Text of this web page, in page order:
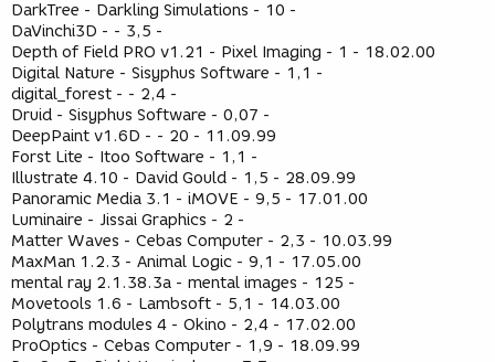
DarkTree - Darkling Simulations - 10 -
DaVinchi3D - - 3,5 -
Depth of Field PRO v1.21 - Pixel Imaging - 1 - 18.02.00
Digital Nature - Sisyphus Software - 1,1 -
digital_forest - - 2,4 -
Druid - Sisyphus Software - 0,07 -
DeepPaint v1.6D - - 20 - 11.09.99
Forst Lite - Itoo Software - 1,1 -
Illustrate 4.10 - David Gould - 1,5 - 28.09.99
Panoramic Media 3.1 - iMOVE - 9,5 - 17.01.00
Luminaire - Jissai Graphics - 2 -
Matter Waves - Cebas Computer - 2,3 - 10.03.99
MaxMan 1.2.3 - Animal Logic - 9,1 - 17.05.00
mental ray 2.1.38.3a - mental images - 125 -
Movetools 1.6 - Lambsoft - 5,1 - 14.03.00
Polytrans modules 4 - Okino - 2,4 - 17.02.00
ProOptics - Cebas Computer - 1,9 - 18.09.99